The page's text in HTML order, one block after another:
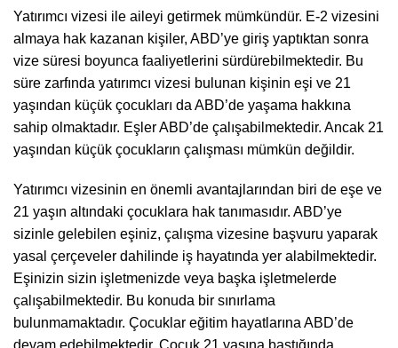
Yatırımcı vizesi ile aileyi getirmek mümkündür. E-2 vizesini
almaya hak kazanan kişiler, ABD’ye giriş yaptıktan sonra
vize süresi boyunca faaliyetlerini sürdürebilmektedir. Bu
süre zarfında yatırımcı vizesi bulunan kişinin eşi ve 21
yaşından küçük çocukları da ABD’de yaşama hakkına
sahip olmaktadır. Eşler ABD’de çalışabilmektedir. Ancak 21
yaşından küçük çocukların çalışması mümkün değildir.
Yatırımcı vizesinin en önemli avantajlarından biri de eşe ve
21 yaşın altındaki çocuklara hak tanımasıdır. ABD’ye
sizinle gelebilen eşiniz, çalışma vizesine başvuru yaparak
yasal çerçeveler dahilinde iş hayatında yer alabilmektedir.
Eşinizin sizin işletmenizde veya başka işletmelerde
çalışabilmektedir. Bu konuda bir sınırlama
bulunmamaktadır. Çocuklar eğitim hayatlarına ABD’de